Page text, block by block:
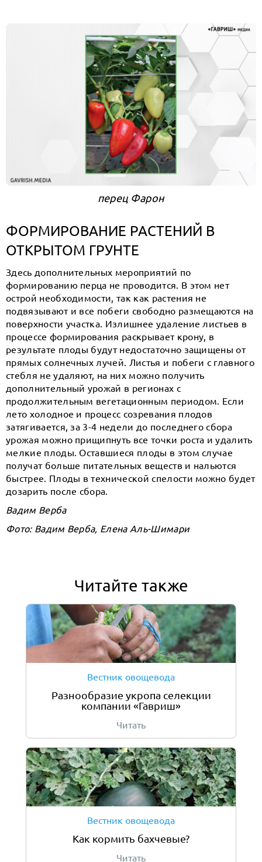
перец Фарон
ФОРМИРОВАНИЕ РАСТЕНИЙ В
ОТКРЫТОМ ГРУНТЕ
Здесь дополнительных мероприятий по
формированию перца не проводится. В этом нет
острой необходимости, так как растения не
подвязывают и все побеги свободно размещаются на
поверхности участка. Излишнее удаление листьев в
процессе формирования раскрывает крону, в
результате плоды будут недостаточно защищены от
прямых солнечных лучей. Листья и побеги с главного
стебля не удаляют, на них можно получить
дополнительный урожай в регионах с
продолжительным вегетационным периодом. Если
лето холодное и процесс созревания плодов
затягивается, за 3-4 недели до последнего сбора
урожая можно прищипнуть все точки роста и удалить
мелкие плоды. Оставшиеся плоды в этом случае
получат больше питательных веществ и нальются
быстрее. Плоды в технической спелости можно будет
дозарить после сбора.
Вадим Верба
Фото: Вадим Верба, Елена Аль-Шимари
Читайте также
Вестник овощевода
Разнообразие укропа селекции
компании «Гавриш»
Читать
Вестник овощевода
Как кормить бахчевые?
Читать